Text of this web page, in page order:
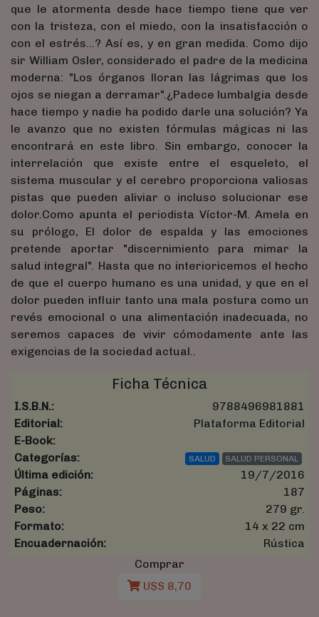
que le atormenta desde hace tiempo tiene que ver
con la tristeza, con el miedo, con la insatisfacción o
con el estrés...? Así es, y en gran medida. Como dijo
sir William Osler, considerado el padre de la medicina
moderna: "Los órganos lloran las lágrimas que los
ojos se niegan a derramar".¿Padece lumbalgia desde
hace tiempo y nadie ha podido darle una solución? Ya
le avanzo que no existen fórmulas mágicas ni las
encontrará en este libro. Sin embargo, conocer la
interrelación que existe entre el esqueleto, el
sistema muscular y el cerebro proporciona valiosas
pistas que pueden aliviar o incluso solucionar ese
dolor.Como apunta el periodista Víctor-M. Amela en
su prólogo, El dolor de espalda y las emociones
pretende aportar "discernimiento para mimar la
salud integral". Hasta que no interioricemos el hecho
de que el cuerpo humano es una unidad, y que en el
dolor pueden influir tanto una mala postura como un
revés emocional o una alimentación inadecuada, no
seremos capaces de vivir cómodamente ante las
exigencias de la sociedad actual..
Ficha Técnica
I.S.B.N.:
9788496981881
Editorial:
Plataforma Editorial
E-Book:
Categorías:
SALUD SALUD PERSONAL
Última edición:
19/7/2016
Páginas:
187
Peso:
279 gr.
Formato:
14 x 22 cm
Encuadernación:
Rústica
Comprar
U$S 8,70